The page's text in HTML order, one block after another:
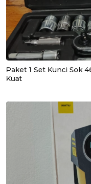
Paket 1 Set Kunci Sok
Kuat